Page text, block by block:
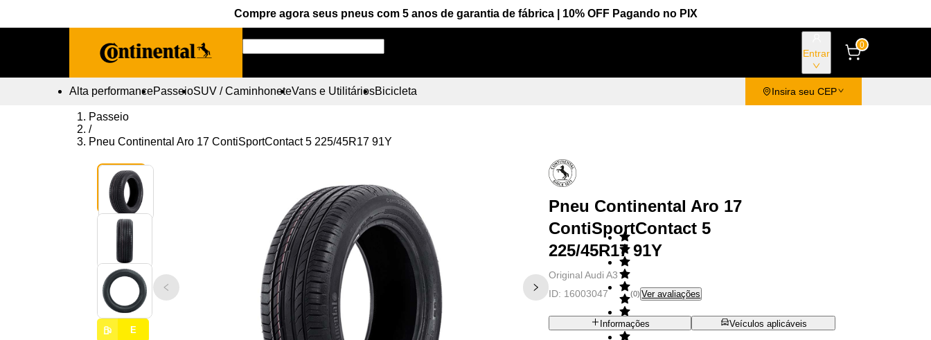
Compre agora seus pneus com 5 anos de garantia de fábrica | 10% OFF Pagando no PIX
Entrar
0
Alta performancePasseioSUV / CaminhoneteVans e UtilitáriosBicicleta Insira seu CEP
Passeio
/
Pneu Continental Aro 17 ContiSportContact 5 225/45R17 91Y
E
Pneu Continental Aro 17
ContiSportContact 5
225/45R17 91Y
Original Audi A3
ID: 16003047 (0) Ver avaliações
Informações Veículos aplicáveis